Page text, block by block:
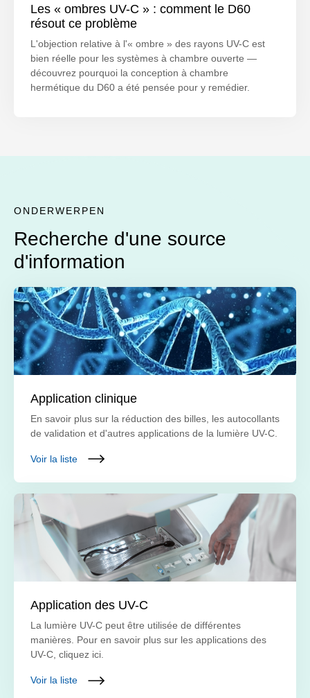
Les « ombres UV-C » : comment le D60
résout ce problème
L'objection relative à l'« ombre » des rayons UV-C est
bien réelle pour les systèmes à chambre ouverte —
découvrez pourquoi la conception à chambre
hermétique du D60 a été pensée pour y remédier.
ONDERWERPEN
Recherche d'une source
d'information
Application clinique
En savoir plus sur la réduction des billes, les autocollants
de validation et d'autres applications de la lumière UV-C.
Voir la liste
Application des UV-C
La lumière UV-C peut être utilisée de différentes
manières. Pour en savoir plus sur les applications des
UV-C, cliquez ici.
Voir la liste